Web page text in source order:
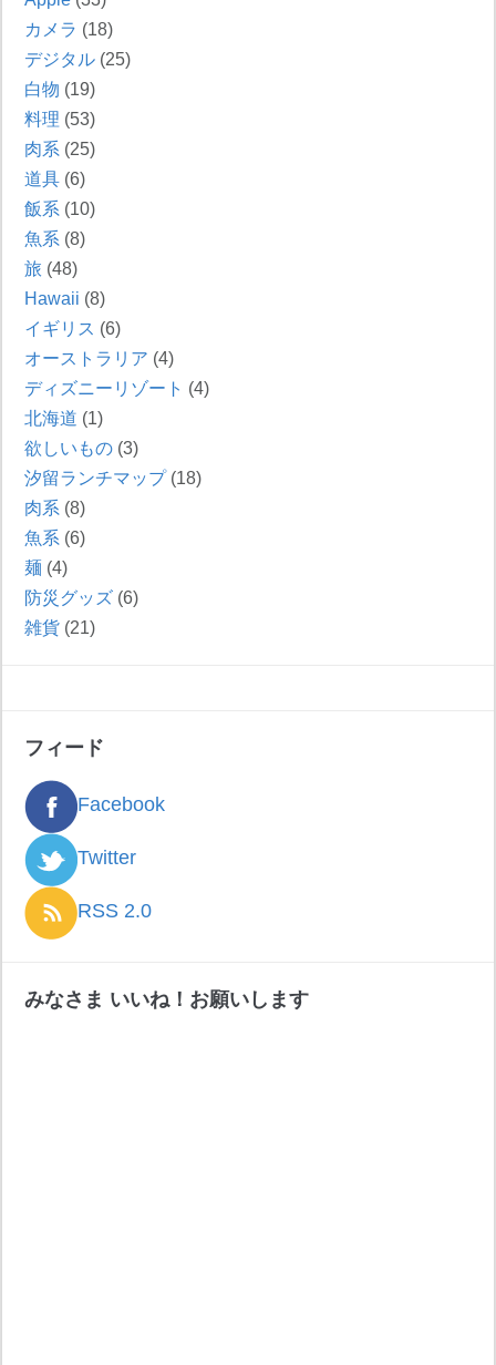
カメラ (18)
デジタル (25)
白物 (19)
料理 (53)
肉系 (25)
道具 (6)
飯系 (10)
魚系 (8)
旅 (48)
Hawaii (8)
イギリス (6)
オーストラリア (4)
ディズニーリゾート (4)
北海道 (1)
欲しいもの (3)
汐留ランチマップ(18)
肉系 (8)
魚系 (6)
麺 (4)
防災グッズ (6)
雑貨 (21)
フィード
Facebook
Twitter
RSS 2.0
みなさま いいね！お願いします